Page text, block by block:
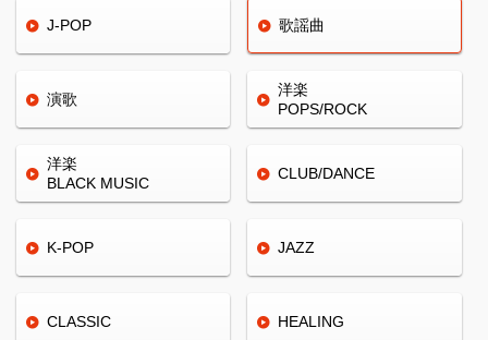
J-POP 歌謡曲
演歌
洋楽
POPS/ROCK
洋楽
BLACK MUSIC
CLUB/DANCE
K-POP JAZZ
CLASSIC HEALING